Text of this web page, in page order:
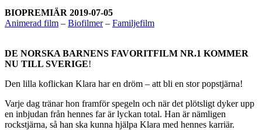
BIOPREMIÄR 2019-07-05
Animerad film – Biofilmer– Familjefilm
DE NORSKA BARNENS FAVORITFILM NR.1 KOMMER
NU TILL SVERIGE!
Den lilla koflickan Klara har en dröm – att bli en stor popstjärna!
Varje dag tränar hon framför spegeln och när det plötsligt dyker upp
en inbjudan från hennes far är lyckan total. Han är nämligen
rockstjärna, så han ska kunna hjälpa Klara med hennes karriär.